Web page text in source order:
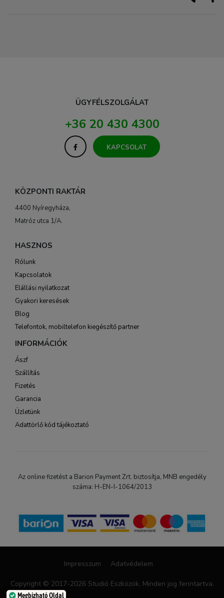
ÜGYFÉLSZOLGÁLAT
+36 20 430 4300
KAPCSOLAT
KÖZPONTI RAKTÁR
4400 Nyíregyháza,
Matróz utca 1/A.
HASZNOS
Rólunk
Kapcsolatok
Elállási nyilatkozat
Gyakori keresések
Blog
Telefontok, mobiltelefon kiegészítő partner
INFORMÁCIÓK
Ászf
Szállítás
Fizetés
Garancia
Üzletünk
Adattörlő kód tájékoztató
Az online fizetést a Barion Payment Zrt. biztosítja, MNB engedély
száma: H-EN-I-1064/2013
Impresszum Adatvédelem
Copyright © 2017-2026 Studió Eszközök. Minden jog fenntartva.
Megbízható Oldal